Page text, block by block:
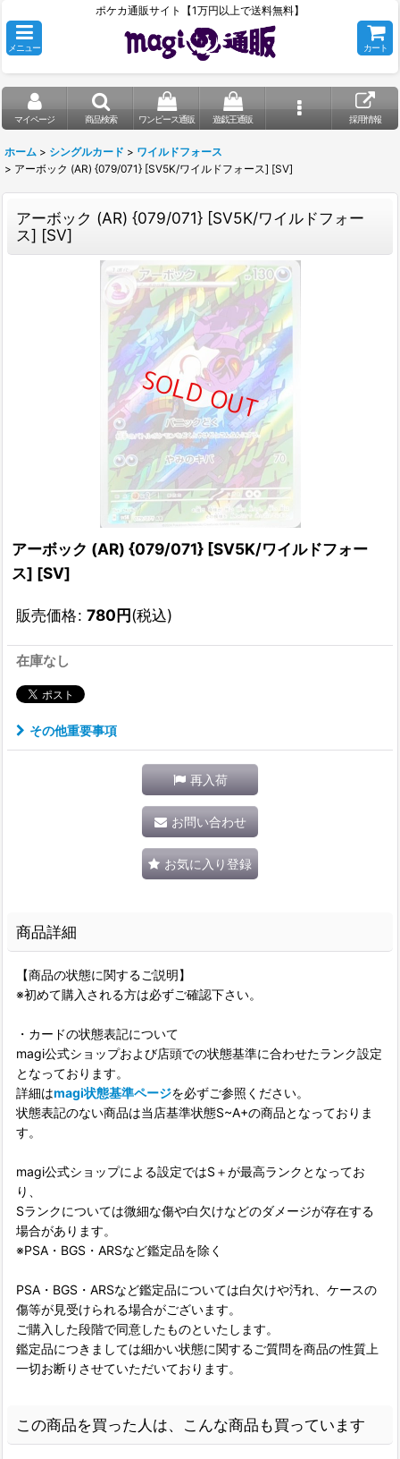
ポケカ通販サイト【1万円以上で送料無料】
メニュー カート
マイページ 商品検索 ワンピース通販 遊戯王通販 採用情報
ホーム > シングルカード > ワイルドフォース
> アーボック (AR) {079/071} [SV5K/ワイルドフォース] [SV]
アーボック (AR) {079/071} [SV5K/ワイルドフォー
ス] [SV]
アーボック (AR) {079/071} [SV5K/ワイルドフォー
ス] [SV]
販売価格: 780円(税込)
在庫なし
その他重要事項
再入荷
お問い合わせ
お気に入り登録
商品詳細
【商品の状態に関するご説明】
※初めて購入される方は必ずご確認下さい。
・カードの状態表記について
magi公式ショップおよび店頭での状態基準に合わせたランク設定
となっております。
詳細はmagi状態基準ページを必ずご参照ください。
状態表記のない商品は当店基準状態S~A+の商品となっておりま
す。
magi公式ショップによる設定ではS＋が最高ランクとなってお
り、
Sランクについては微細な傷や白欠けなどのダメージが存在する
場合があります。
※PSA・BGS・ARSなど鑑定品を除く
PSA・BGS・ARSなど鑑定品については白欠けや汚れ、ケースの
傷等が見受けられる場合がございます。
ご購入した段階で同意したものといたします。
鑑定品につきましては細かい状態に関するご質問を商品の性質上
一切お断りさせていただいております。
この商品を買った人は、こんな商品も買っています